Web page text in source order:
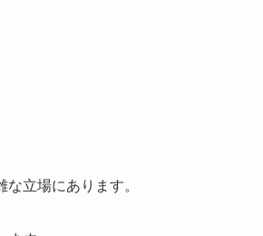
立場にあります。